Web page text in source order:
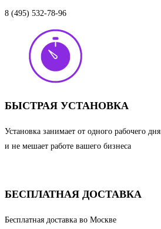
8 (495) 532-78-96
БЫСТРАЯ УСТАНОВКА
Установка занимает от одного рабочего дня
и не мешает работе вашего бизнеса
БЕСПЛАТНАЯ ДОСТАВКА
Бесплатная доставка во Москве